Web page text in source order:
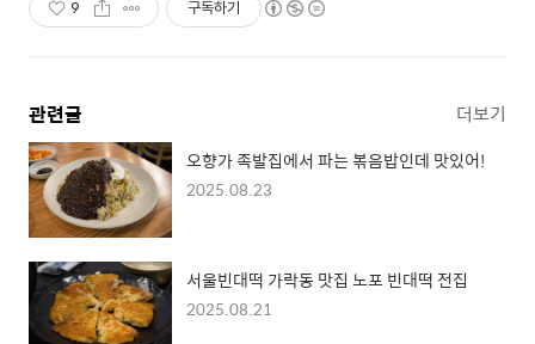
9 구독하기
관련글 더보기
오향가 족발집에서 파는 볶음밥인데 맛있어!
2025.08.23
서울빈대떡 가락동 맛집 노포 빈대떡 전집
2025.08.21